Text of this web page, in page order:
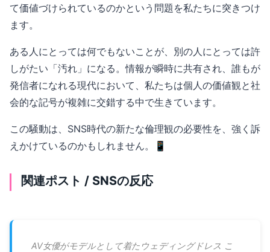
て価値づけられているのかという問題を私たちに突きつけ
ます。
ある人にとっては何でもないことが、別の人にとっては許
しがたい「汚れ」になる。情報が瞬時に共有され、誰もが
発信者になれる現代において、私たちは個人の価値観と社
会的な記号が複雑に交錯する中で生きています。
この騒動は、SNS時代の新たな倫理観の必要性を、強く訴
えかけているのかもしれません。📱
関連ポスト / SNSの反応
AV女優がモデルとして着たウェディングドレス こ